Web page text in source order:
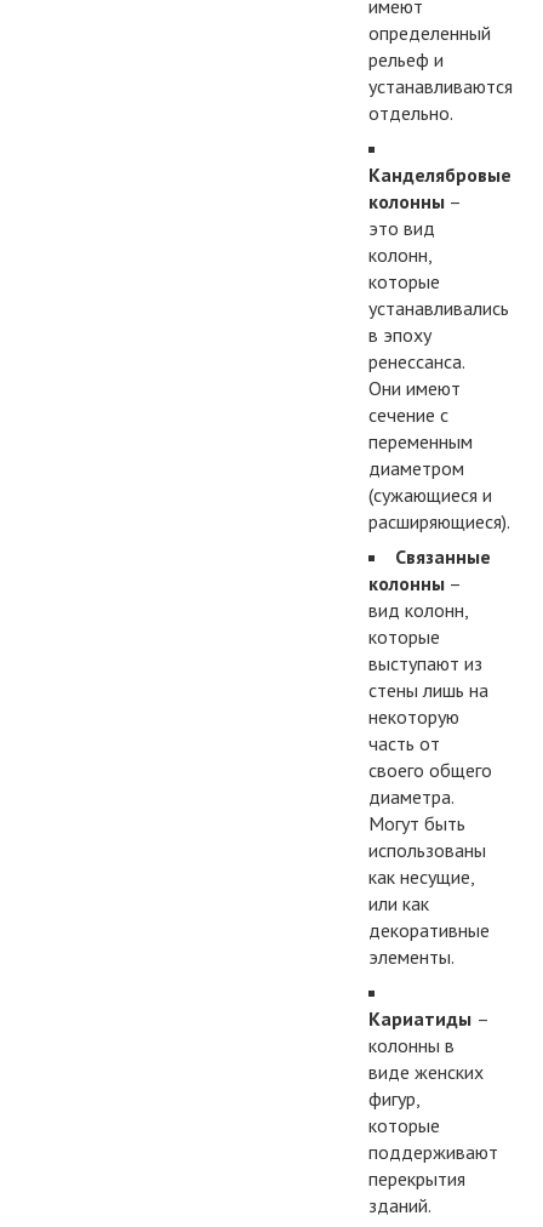
имеют
определенный
рельеф и
устанавливаются
отдельно.
Канделябровые
колонны –
это вид
колонн,
которые
устанавливались
в эпоху
ренессанса.
Они имеют
сечение с
переменным
диаметром
(сужающиеся и
расширяющиеся).
Связанные
колонны –
вид колонн,
которые
выступают из
стены лишь на
некоторую
часть от
своего общего
диаметра.
Могут быть
использованы
как несущие,
или как
декоративные
элементы.
Кариатиды –
колонны в
виде женских
фигур,
которые
поддерживают
перекрытия
зданий.